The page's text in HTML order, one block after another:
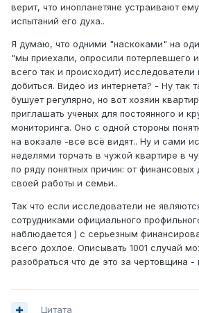
верит, что инопланетяне устраивают
испытаний его духа..
Я думаю, что одними "наскоками" на
"мы приехали, опросили потерпевшего
всего так и происходит) исследователи
добиться. Видео из интернета? - Ну так
бушует регулярно, но вот хозяин
приглашать ученых для постоянного и
мониторинга. Оно с одной стороны
на вокзале -все всё видят.. Ну и сами
неделями торчать в чужой квартире в
по ряду понятных причин: от финансовых
своей работы и семьи..
Так что если исследователи не
сотрудниками официального
наблюдается ) с серьезным
всего дохлое. Описывать 1001 случай
разобраться что де это за чертовщина -
Цитата